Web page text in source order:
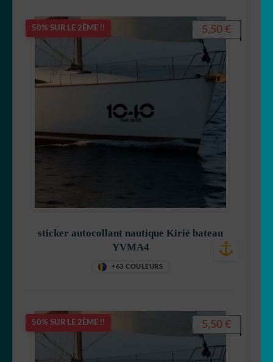
50% SUR LE 2ÈME !!
sticker autocollant nautique Kirié bateau
YVMA4
+63 COULEURS
5,50 €
50% SUR LE 2ÈME !! 5,50 €